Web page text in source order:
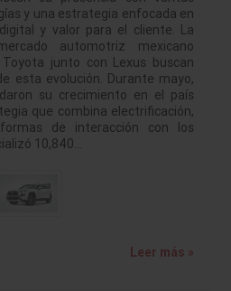
y una estrategia enfocada en
y valor para el cliente. La
automotriz mexicano
junto con Lexus buscan
esta evolución. Durante mayo,
su crecimiento en el país
que combina electrificación,
de interacción con los
10,840…
Leer más »